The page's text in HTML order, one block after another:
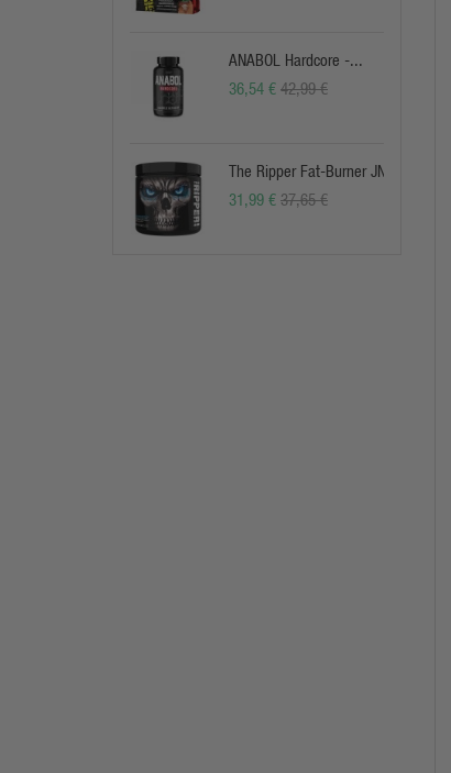
ANABOL Hardcore -...
36,54 € 42,99 €
The Ripper Fat-Burner JNX
31,99 € 37,65 €